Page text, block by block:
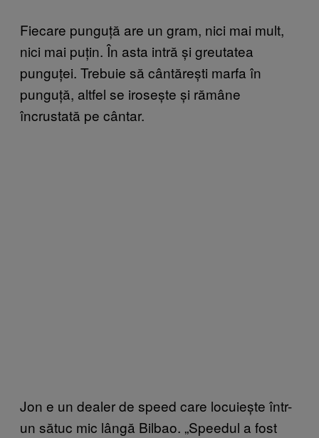
Fiecare punguță are un gram, nici mai mult,
nici mai puțin. În asta intră și greutatea
punguței. Trebuie să cântărești marfa în
punguță, altfel se irosește și rămâne
încrustată pe cântar.
Jon e un dealer de speed care locuiește într-
un sătuc mic lângă Bilbao. „Speedul a fost